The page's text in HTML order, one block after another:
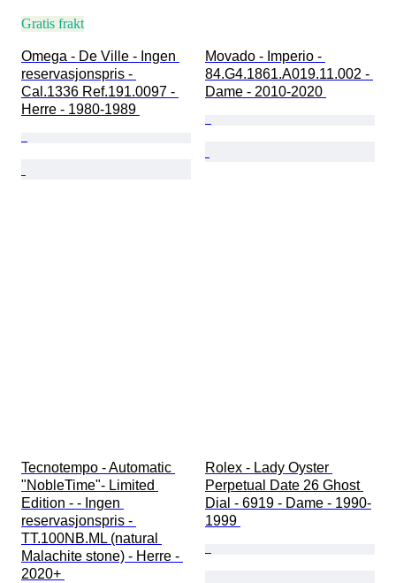
Gratis frakt
Omega - De Ville - Ingen
reservasjonspris -
Cal.1336 Ref.191.0097 -
Herre - 1980-1989
Movado - Imperio -
84.G4.1861.A019.11.002 -
Dame - 2010-2020
Tecnotempo - Automatic
"NobleTime"- Limited
Edition - - Ingen
reservasjonspris -
TT.100NB.ML (natural
Malachite stone) - Herre -
2020+
Rolex - Lady Oyster
Perpetual Date 26 Ghost
Dial - 6919 - Dame - 1990-
1999